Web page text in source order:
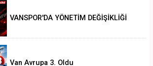
VANSPOR'DA YÖNETİM DEĞİŞİKLİĞİ
Van Avrupa 3. Oldu